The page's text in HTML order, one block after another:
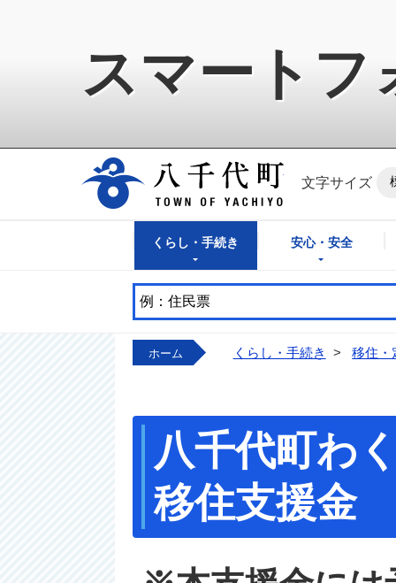
スマートフ
八千代町公式ホ
文字サイズ
くらし・手続き 安心・安全
ホーム くらし・手続き > 移住・
八千代町わ
移住支援金